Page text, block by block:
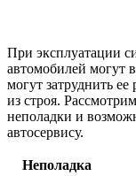
При эксплуатации
автомобилей могут
могут затруднить
из строя.
неполадки и
автосервису.
Неполадка